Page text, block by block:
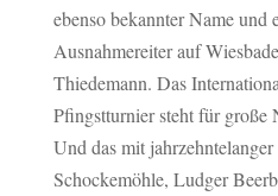
ebenso bekannter Name und
Ausnahmereiter auf
Thiedemann. Das
Pfingstturnier steht für große
Und das mit
Schockemöhle, Ludger